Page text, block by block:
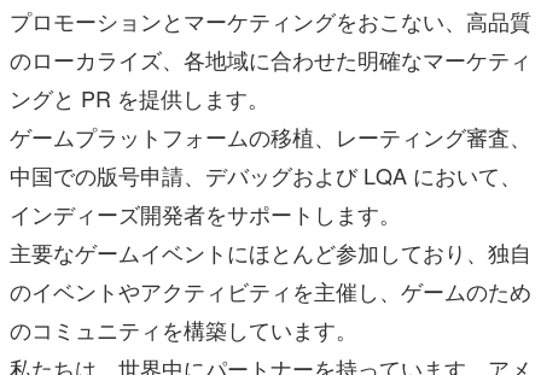
プロモーションとマーケティングをおこない、高品質
のローカライズ、各地域に合わせた明確なマーケティ
ングと PR を提供します。
ゲームプラットフォームの移植、レーティング審査、
中国での版号申請、デバッグおよび LQA において、
インディーズ開発者をサポートします。
主要なゲームイベントにほとんど参加しており、独自
のイベントやアクティビティを主催し、ゲームのため
のコミュニティを構築しています。
私たちは、世界中にパートナーを持っています。アメ